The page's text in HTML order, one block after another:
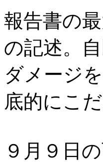
報告書の
の記述。
ダメージ
底的にこ
９月９日